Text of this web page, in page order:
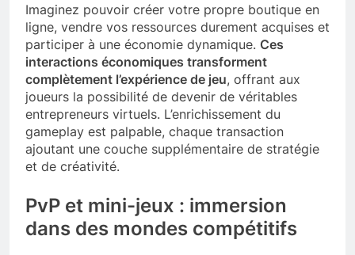
Imaginez pouvoir créer votre propre boutique en
ligne, vendre vos ressources durement acquises et
participer à une économie dynamique. Ces
interactions économiques transforment
complètement l’expérience de jeu, offrant aux
joueurs la possibilité de devenir de véritables
entrepreneurs virtuels. L’enrichissement du
gameplay est palpable, chaque transaction
ajoutant une couche supplémentaire de stratégie
et de créativité.
PvP et mini-jeux : immersion
dans des mondes compétitifs